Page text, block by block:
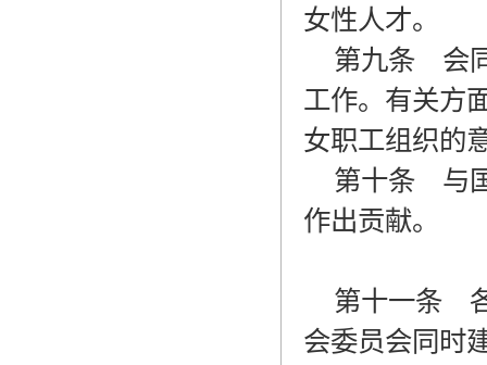
女性人才。
第九条 会
工作。有关方
女职工组织的
第十条 与
作出贡献。
第十一条
会委员会同时